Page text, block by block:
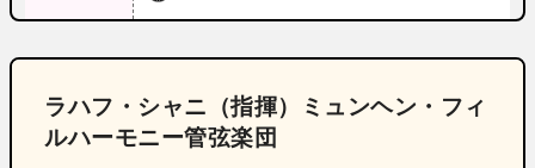
ラハフ・シャニ（指揮）ミュンヘン・フィ
ルハーモニー管弦楽団